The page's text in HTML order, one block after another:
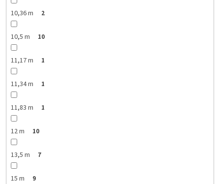
10,36 m 2
10,5 m 10
11,17 m 1
11,34 m 1
11,83 m 1
12 m 10
13,5 m 7
15 m 9